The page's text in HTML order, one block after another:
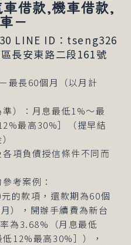
借款,機車借款,
－
LINE ID：tseng326
長安東路二段161號
最長60個月（以月計
）：月息最低1%～最
最高30%］（提早結
項負債授信條件不同而
考案例：
的款項，還款期為60個
），開辦手續費為新台
為3.68%（月息最低
12%最高30%］），